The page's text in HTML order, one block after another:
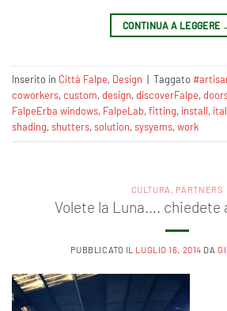
CONTINUA A LEGGERE
Inserito in Città Falpe, Design | Taggato
coworkers,custom,design,discoverFalpe,
FalpeErba windows, FalpeLab,fitting, install,
shading,shutters,solution,sysyems,work
CULTURA , PARTNERS
Volete la Luna…. chiedete
PUBBLICATO IL LUGLIO 16, 2014 DA